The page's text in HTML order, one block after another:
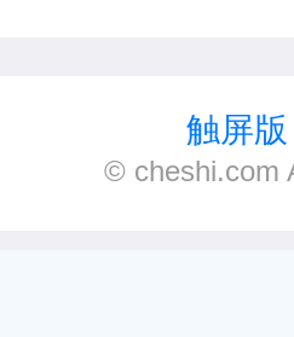
触屏版
© cheshi.com